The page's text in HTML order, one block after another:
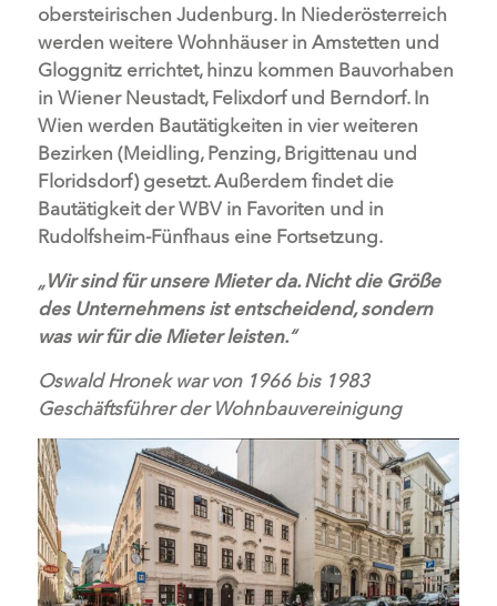
obersteirischen Judenburg. In Niederösterreich
werden weitere Wohnhäuser in Amstetten und
Gloggnitz errichtet, hinzu kommen Bauvorhaben
in Wiener Neustadt, Felixdorf und Berndorf. In
Wien werden Bautätigkeiten in vier weiteren
Bezirken (Meidling, Penzing, Brigittenau und
Floridsdorf) gesetzt. Außerdem findet die
Bautätigkeit der WBV in Favoriten und in
Rudolfsheim-Fünfhaus eine Fortsetzung.
„Wir sind für unsere Mieter da. Nicht die Größe
des Unternehmens ist entscheidend, sondern
was wir für die Mieter leisten.“
Oswald Hronek war von 1966 bis 1983
Geschäftsführer der Wohnbauvereinigung